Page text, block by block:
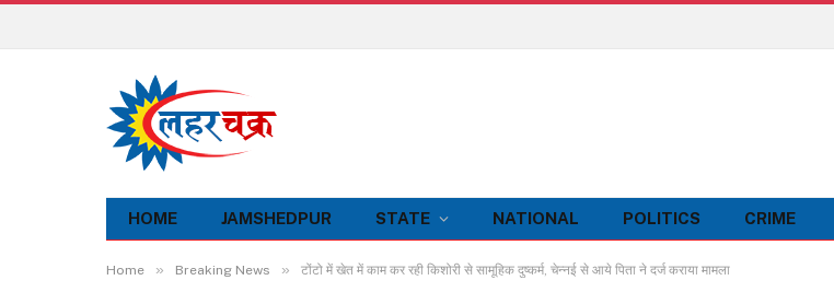
HOME JAMSHEDPUR STATE NATIONAL POLITICS CRIME
Home » Breaking News » टोंटो में खेत में काम कर रही किशोरी से सामूहिक दुष्कर्म, चेन्नई से आये पिता ने दर्ज कराया मामला